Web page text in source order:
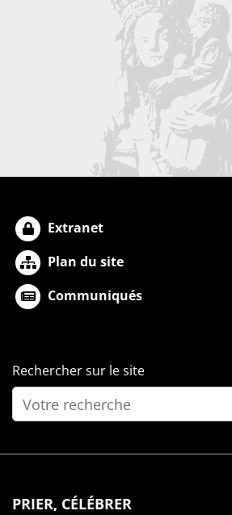
Extranet
Plan du site
Communiqués
Rechercher sur le site
PRIER, CÉLÉBRER